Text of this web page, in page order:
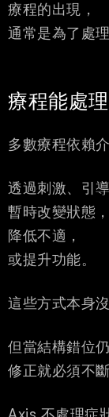
療程的出現，
通常是為了處
療程能處
多數療程依賴介
透過刺激、引
暫時改變狀態，
降低不適，
或提升功能。
這些方式本身沒
但當結構錯位
修正就必須不斷